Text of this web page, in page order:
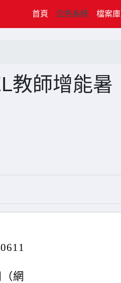
首頁(current)
公告系統 檔案庫
教師增能暑
網